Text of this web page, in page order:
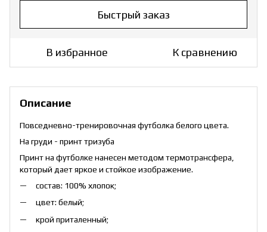
Быстрый заказ
В избранное К сравнению
Описание
Повседневно-тренировочная футболка белого цвета.
На груди - принт тризуба
Принт на футболке нанесен методом термотрансфера,
который дает яркое и стойкое изображение.
состав: 100% хлопок;
цвет: белый;
крой приталенный;